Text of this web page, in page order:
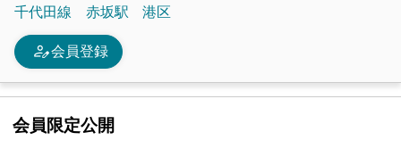
千代田線
赤坂駅 港区
person_edit会員登録
会員限定公開